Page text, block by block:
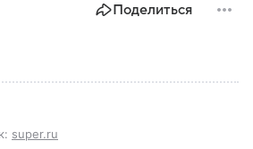
Поделиться
super.ru